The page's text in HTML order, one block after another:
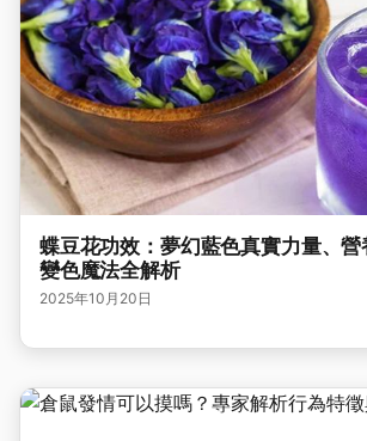
蝶豆花功效：夢幻藍色真實力量、營
變色魔法全解析
2025年10月20日